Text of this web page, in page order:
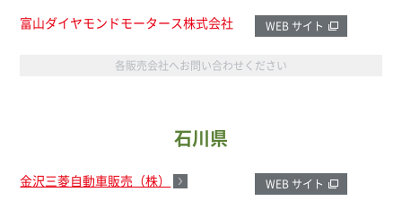
富山ダイヤモンドモータース株式会社
各販売会社へお問い合わせください
WEB サイト
石川県
金沢三菱自動車販売（株） WEB サイト